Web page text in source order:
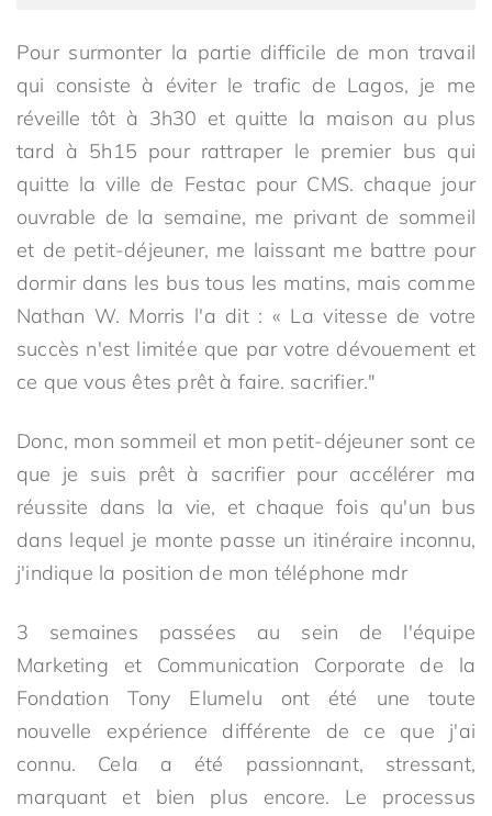
Pour surmonter la partie difficile de mon travail
qui consiste à éviter le trafic de Lagos, je me
réveille tôt à 3h30 et quitte la maison au plus
tard à 5h15 pour rattraper le premier bus qui
quitte la ville de Festac pour CMS. chaque jour
ouvrable de la semaine, me privant de sommeil
et de petit-déjeuner, me laissant me battre pour
dormir dans les bus tous les matins, mais comme
Nathan W. Morris l'a dit : « La vitesse de votre
succès n'est limitée que par votre dévouement et
ce que vous êtes prêt à faire. sacrifier."
Donc, mon sommeil et mon petit-déjeuner sont ce
que je suis prêt à sacrifier pour accélérer ma
réussite dans la vie, et chaque fois qu'un bus
dans lequel je monte passe un itinéraire inconnu,
j'indique la position de mon téléphone mdr
3 semaines passées au sein de l'équipe
Marketing et Communication Corporate de la
Fondation Tony Elumelu ont été une toute
nouvelle expérience différente de ce que j'ai
connu. Cela a été passionnant, stressant,
marquant et bien plus encore. Le processus